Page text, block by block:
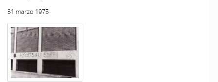
31 marzo 1975